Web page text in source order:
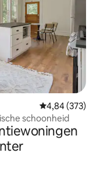
Gemiddelde
4,84 (373)
schoonheid